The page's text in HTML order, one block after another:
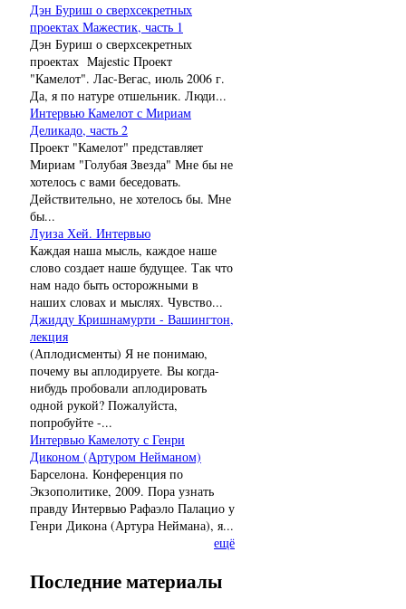
Дэн Буриш о сверхсекретных
проектах Мажестик, часть 1
Дэн Буриш о сверхсекретных
проектах Majestic Проект
"Камелот". Лас-Вегас, июль 2006 г.
Да, я по натуре отшельник. Люди...
Интервью Камелот с Мириам
Деликадо, часть 2
Проект "Камелот" представляет
Мириам "Голубая Звезда" Мне бы не
хотелось с вами беседовать.
Действительно, не хотелось бы. Мне
бы...
Луиза Хей. Интервью
Каждая наша мысль, каждое наше
слово создает наше будущее. Так что
нам надо быть осторожными в
наших словах и мыслях. Чувство...
Джидду Кришнамурти - Вашингтон,
лекция
(Аплодисменты) Я не понимаю,
почему вы аплодируете. Вы когда-
нибудь пробовали аплодировать
одной рукой? Пожалуйста,
попробуйте -...
Интервью Камелоту с Генри
Диконом (Артуром Нейманом)
Барселона. Конференция по
Экзополитике, 2009. Пора узнать
правду Интервью Рафаэло Палацио у
Генри Дикона (Артура Неймана), я...
ещё
Последние материалы